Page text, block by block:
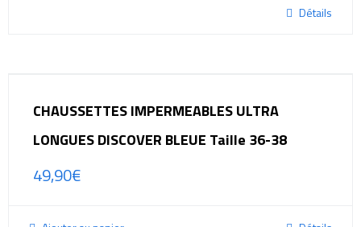
Détails
CHAUSSETTES IMPERMEABLES ULTRA
LONGUES DISCOVER BLEUE Taille 36-38
49,90€